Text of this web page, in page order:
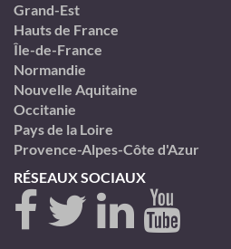
Grand-Est
Hauts de France
Île-de-France
Normandie
Nouvelle Aquitaine
Occitanie
Pays de la Loire
Provence-Alpes-Côte d'Azur
RÉSEAUX SOCIAUX